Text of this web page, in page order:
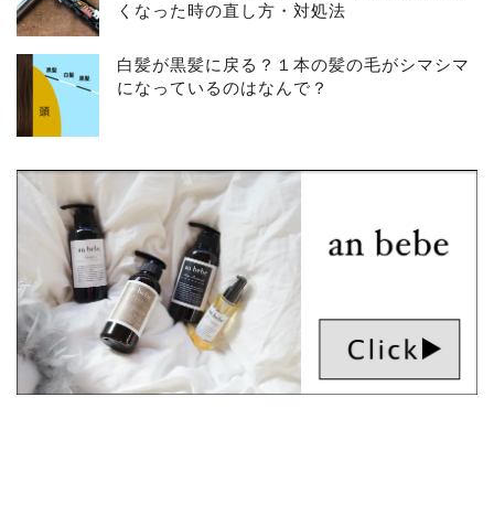
くなった時の直し方・対処法
白髪が黒髪に戻る？１本の髪の毛がシマシマ
になっているのはなんで？